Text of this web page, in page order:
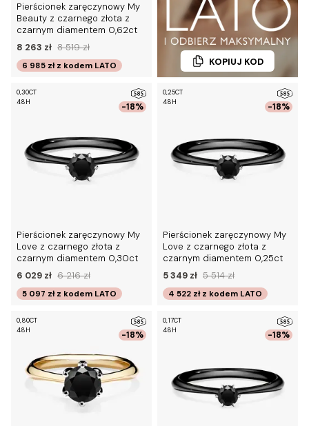
Pierścionek zaręczynowy My
Beauty z czarnego złota z
czarnym diamentem 0,62ct
8 263 zł 8 519 zł
6 985 zł z kodem LATO KOPIUJ KOD
-18%
0,30CT
48H
Pierścionek zaręczynowy My
Love z czarnego złota z
czarnym diamentem 0,30ct
6 029 zł 6 216 zł
5 097 zł z kodem LATO
-18%
0,25CT
48H
Pierścionek zaręczynowy My
Love z czarnego złota z
czarnym diamentem 0,25ct
5 349 zł 5 514 zł
4 522 zł z kodem LATO
-18%
0,80CT
48H
-18%
0,17CT
48H